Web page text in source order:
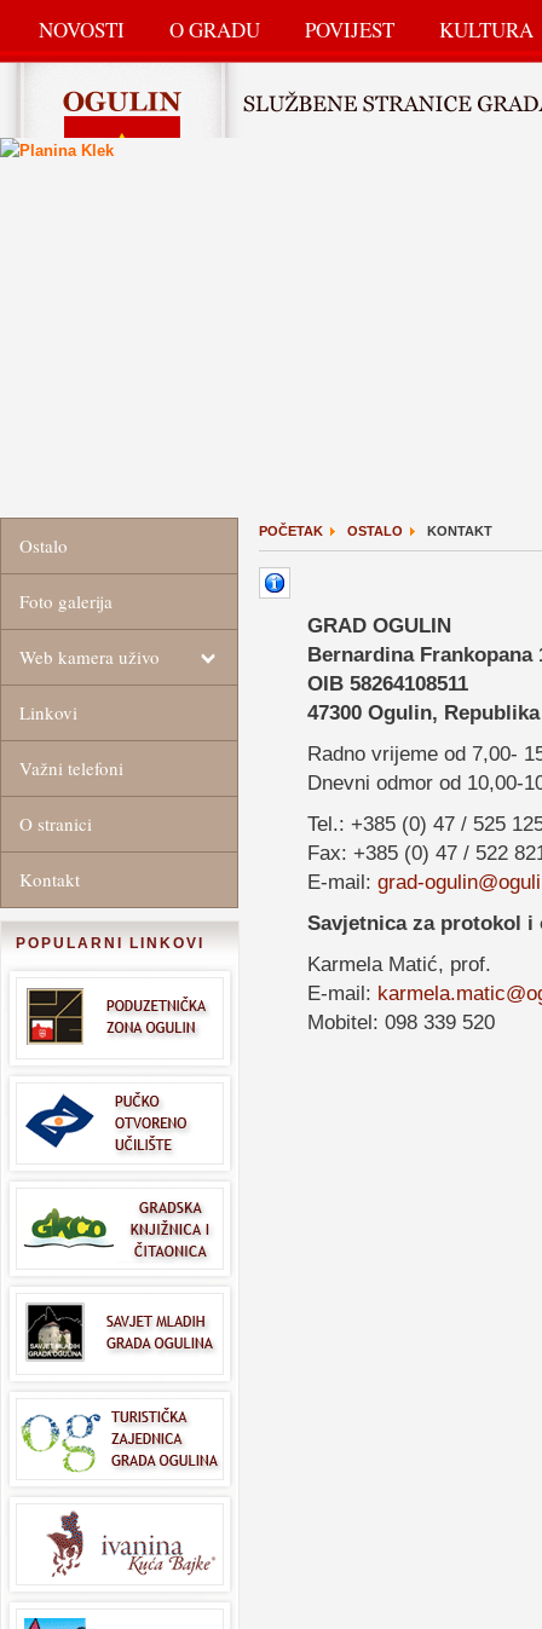
NOVOSTI O GRADU POVIJEST KULTURA
Ostalo
Foto galerija
Web kamera uživo
Linkovi
Važni telefoni
O stranici
Kontakt
POPULARNI LINKOVI
POČETAK OSTALO KONTAKT
GRAD OGULIN
Bernardina Frankopana
OIB 58264108511
47300 Ogulin,
Radno vrijeme od 7,00-
Dnevni odmor od 10,00-
Tel.: +385 (0) 47 / 525
Fax: +385 (0) 47 / 522
E-mail: grad-
Savjetnica za protokol i
Karmela Matić, prof.
E-mail:
Mobitel: 098 339 520